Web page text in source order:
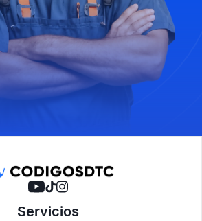
Servicios